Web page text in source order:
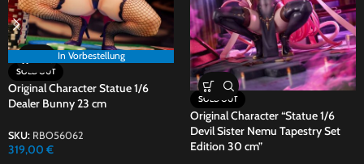
In Vorbestellung
SOLD OUT
Original Character Statue 1/6
Dealer Bunny 23 cm
SKU: RBO56062
319,00 €
SOLD OUT
Original Character “Statue 1/6
Devil Sister Nemu Tapestry Set
Edition 30 cm”